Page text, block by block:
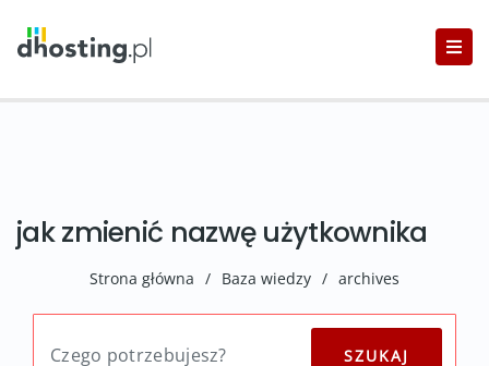
jak zmienić nazwę użytkownika
Strona główna / Baza wiedzy / archives